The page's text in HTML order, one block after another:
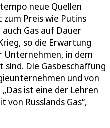
neue Quellen
zum Preis wie Putins
Gas auf Dauer
so die Erwartung
Unternehmen, in dem
Die Gasbeschaffung
und von
ist eine der Lehren
von Russlands Gas“,